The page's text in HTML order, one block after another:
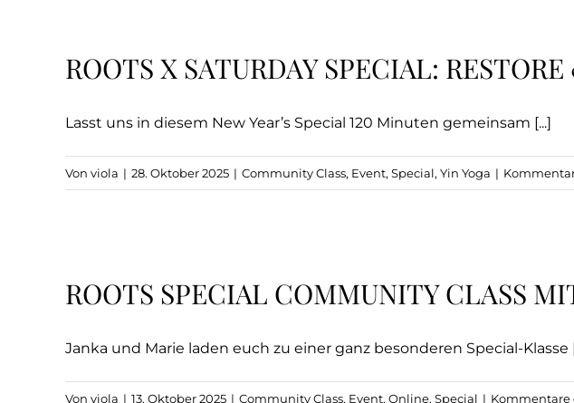
ROOTS X SATURDAY SPECIAL:
Lasst uns in diesem New Year’s Special 120 Minuten gemeinsam [...]
Von viola | 28. Oktober 2025 | Community Class, Event, Special, Yin Yoga |
ROOTS SPECIAL COMMUNITY CLASS
Janka und Marie laden euch zu einer ganz besonderen Special-Klasse
Von viola | 13. Oktober 2025 | Community Class, Event, Online, Special |